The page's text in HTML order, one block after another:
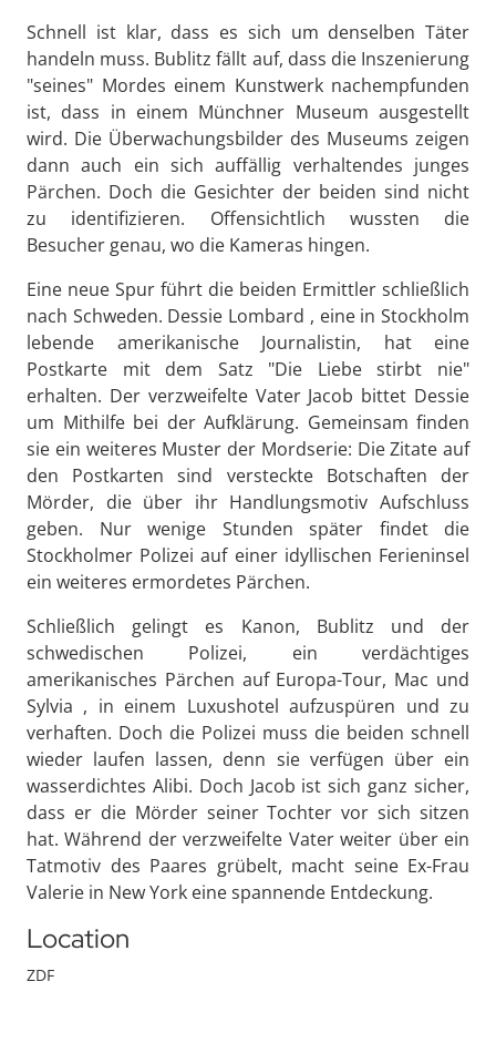
Schnell ist klar, dass es sich um denselben Täter
handeln muss. Bublitz fällt auf, dass die Inszenierung
"seines" Mordes einem Kunstwerk nachempfunden
ist, dass in einem Münchner Museum ausgestellt
wird. Die Überwachungsbilder des Museums zeigen
dann auch ein sich auffällig verhaltendes junges
Pärchen. Doch die Gesichter der beiden sind nicht
zu identifizieren. Offensichtlich wussten die
Besucher genau, wo die Kameras hingen.
Eine neue Spur führt die beiden Ermittler schließlich
nach Schweden. Dessie Lombard , eine in Stockholm
lebende amerikanische Journalistin, hat eine
Postkarte mit dem Satz "Die Liebe stirbt nie"
erhalten. Der verzweifelte Vater Jacob bittet Dessie
um Mithilfe bei der Aufklärung. Gemeinsam finden
sie ein weiteres Muster der Mordserie: Die Zitate auf
den Postkarten sind versteckte Botschaften der
Mörder, die über ihr Handlungsmotiv Aufschluss
geben. Nur wenige Stunden später findet die
Stockholmer Polizei auf einer idyllischen Ferieninsel
ein weiteres ermordetes Pärchen.
Schließlich gelingt es Kanon, Bublitz und der
schwedischen Polizei, ein verdächtiges
amerikanisches Pärchen auf Europa-Tour, Mac und
Sylvia , in einem Luxushotel aufzuspüren und zu
verhaften. Doch die Polizei muss die beiden schnell
wieder laufen lassen, denn sie verfügen über ein
wasserdichtes Alibi. Doch Jacob ist sich ganz sicher,
dass er die Mörder seiner Tochter vor sich sitzen
hat. Während der verzweifelte Vater weiter über ein
Tatmotiv des Paares grübelt, macht seine Ex-Frau
Valerie in New York eine spannende Entdeckung.
Location
ZDF